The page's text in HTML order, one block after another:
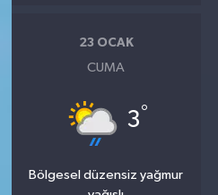
23 OCAK
CUMA
3°
Bölgesel düzensiz yağmur